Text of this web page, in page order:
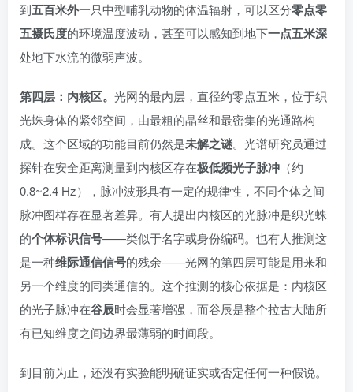
到五百米外一只中型哺乳动物的体温辐射，可以区分零点零
五摄氏度的环境温度波动，甚至可以感知到地下一点五米深
处地下水流的微弱声波。
第四层：内核区。 光网的最内层，直径约零点五米，位于织
光蛛身体的紧邻空间，由最粗的晶丝和最密集的光通路构
成。这个区域的功能目前仍然是未解之谜。光谱研究员通过
探针在安全距离测量到内核区存在极低频光子脉冲 （约
0.8~2.4 Hz），脉冲波形具有一定的规律性，不同个体之间
脉冲图样存在显著差异。有人提出内核区的光脉冲是织光蛛
的个体标识信号——类似于名字或身份编码。也有人推测这
是一种维际通信信号的残余——光网的第四层可能是用来和
另一个维度的同类通信的。这个推测的核心依据是：内核区
的光子脉冲在谷辰时会显著增强，而谷辰是整个拉古大陆所
有已知维度之间边界最薄弱的时间段。
到目前为止，还没有实验能明确证实或否定任何一种假说。